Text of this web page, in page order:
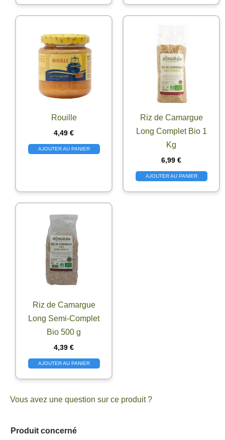
Rouille
4,49 €
AJOUTER AU PANIER
Riz de Camargue
Long Complet Bio 1
Kg
6,99 €
AJOUTER AU PANIER
Riz de Camargue
Long Semi-Complet
Bio 500 g
4,39 €
AJOUTER AU PANIER
Vous avez une question sur ce produit ?
uProduit concerné